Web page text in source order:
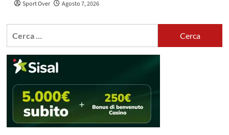
Sport Over Agosto 7, 2026